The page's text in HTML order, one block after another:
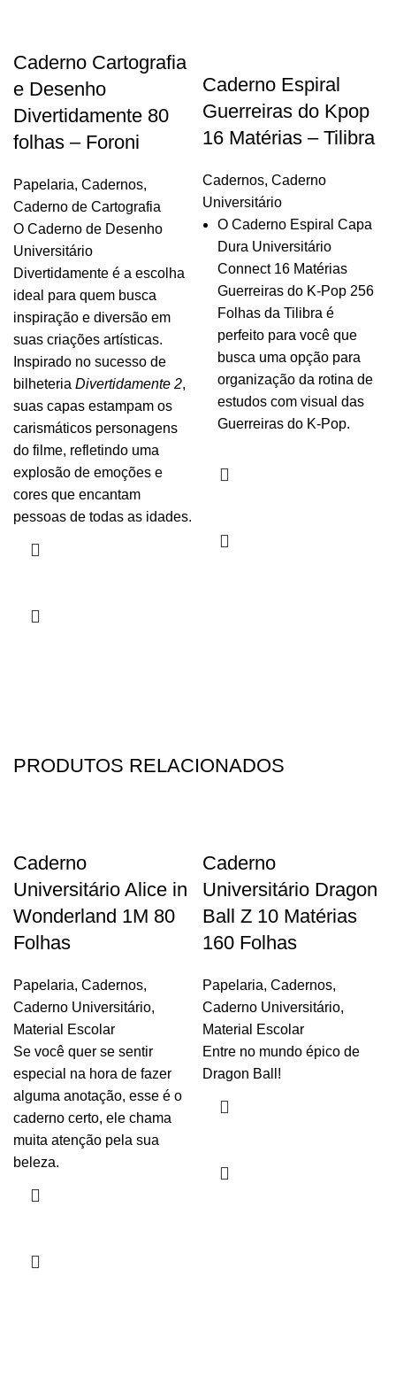
Caderno Cartografia
e Desenho
Divertidamente 80
folhas – Foroni
Papelaria, Cadernos,
Caderno de Cartografia
O Caderno de Desenho
Universitário
Divertidamente é a escolha
ideal para quem busca
inspiração e diversão em
suas criações artísticas.
Inspirado no sucesso de
bilheteria Divertidamente 2,
suas capas estampam os
carismáticos personagens
do filme, refletindo uma
explosão de emoções e
cores que encantam
pessoas de todas as idades.
Caderno Espiral
Guerreiras do Kpop
16 Matérias – Tilibra
Cadernos, Caderno
Universitário
O Caderno Espiral Capa
Dura Universitário
Connect 16 Matérias
Guerreiras do K-Pop 256
Folhas da Tilibra é
perfeito para você que
busca uma opção para
organização da rotina de
estudos com visual das
Guerreiras do K-Pop.
PRODUTOS RELACIONADOS
Caderno
Universitário Alice in
Wonderland 1M 80
Folhas
Papelaria, Cadernos,
Caderno Universitário,
Material Escolar
Se você quer se sentir
especial na hora de fazer
alguma anotação, esse é o
caderno certo, ele chama
muita atenção pela sua
beleza.
Caderno
Universitário Dragon
Ball Z 10 Matérias
160 Folhas
Papelaria, Cadernos,
Caderno Universitário,
Material Escolar
Entre no mundo épico de
Dragon Ball!